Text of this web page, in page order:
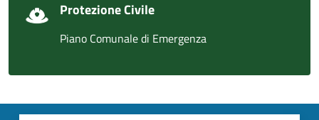
Protezione Civile
Piano Comunale di Emergenza